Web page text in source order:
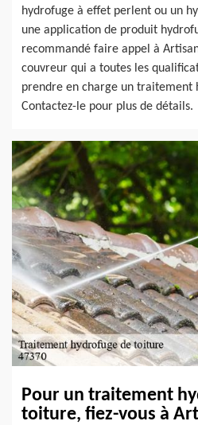
hydrofuge à effet perlent ou un
une application de produit
recommandé faire appel à
couvreur qui a toutes les
prendre en charge un traitement
Contactez-le pour plus de détails.
Pour un traitement
toiture, fiez-vous à